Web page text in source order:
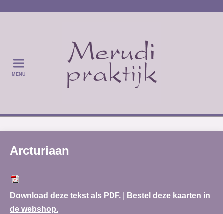
MENU
Arcturiaan
Download deze tekst als PDF.
Bestel deze kaarten in
de webshop.